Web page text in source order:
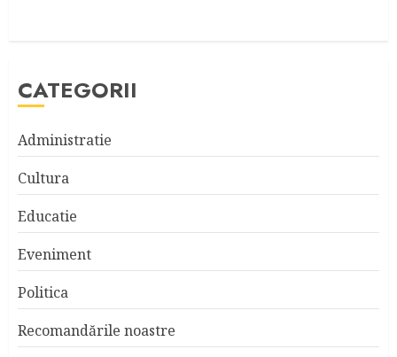
CATEGORII
Administratie
Cultura
Educatie
Eveniment
Politica
Recomandările noastre